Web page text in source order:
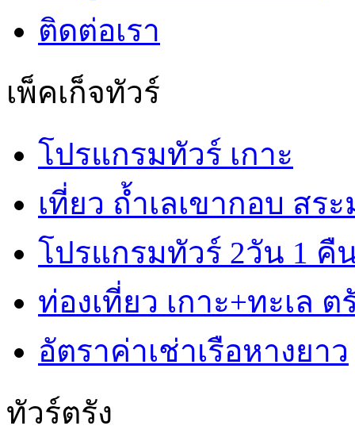
ติดต่อเรา
เพ็คเก็จทัวร์
โปรแกรมทัวร์ เกาะ
เที่ยว ถ้ำเลเขากอบ สร
โปรแกรมทัวร์ 2วัน 1 คื
ท่องเที่ยว เกาะ+ทะเล ต
อัตราค่าเช่าเรือหางยาว
ทัวร์ตรัง